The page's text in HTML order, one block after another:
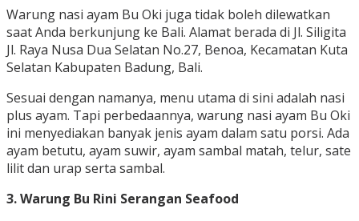
Warung nasi ayam Bu Oki juga tidak boleh dilewatkan
saat Anda berkunjung ke Bali. Alamat berada di Jl. Siligita
Jl. Raya Nusa Dua Selatan No.27, Benoa, Kecamatan Kuta
Selatan Kabupaten Badung, Bali.
Sesuai dengan namanya, menu utama di sini adalah nasi
plus ayam. Tapi perbedaannya, warung nasi ayam Bu Oki
ini menyediakan banyak jenis ayam dalam satu porsi. Ada
ayam betutu, ayam suwir, ayam sambal matah, telur, sate
lilit dan urap serta sambal.
3. Warung Bu Rini Serangan Seafood